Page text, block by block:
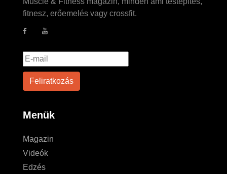
fitnesz, erőemelés vagy crossfit.
Menük
Magazin
Videók
Edzés